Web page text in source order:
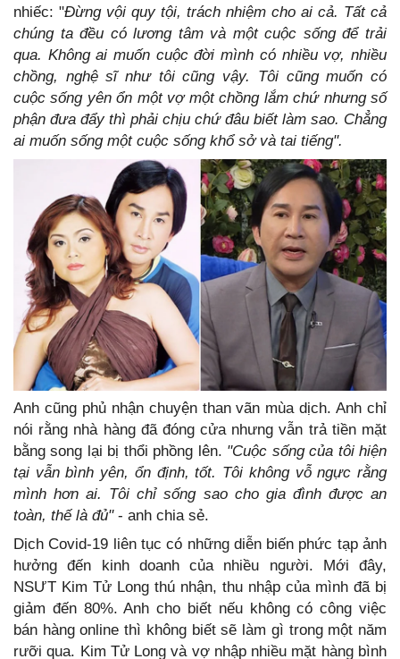
nhiếc: "Đừng vội quy tội, trách nhiệm cho ai cả. Tất cả
chúng ta đều có lương tâm và một cuộc sống để trải
qua. Không ai muốn cuộc đời mình có nhiều vợ, nhiều
chồng, nghệ sĩ như tôi cũng vậy. Tôi cũng muốn có
cuộc sống yên ổn một vợ một chồng lắm chứ nhưng số
phận đưa đẩy thì phải chịu chứ đâu biết làm sao. Chẳng
ai muốn sống một cuộc sống khổ sở và tai tiếng".
Anh cũng phủ nhận chuyện than vãn mùa dịch. Anh chỉ
nói rằng nhà hàng đã đóng cửa nhưng vẫn trả tiền mặt
bằng song lại bị thổi phồng lên. "Cuộc sống của tôi hiện
tại vẫn bình yên, ổn định, tốt. Tôi không vỗ ngực rằng
mình hơn ai. Tôi chỉ sống sao cho gia đình được an
toàn, thế là đủ" - anh chia sẻ.
Dịch Covid-19 liên tục có những diễn biến phức tạp ảnh
hưởng đến kinh doanh của nhiều người. Mới đây,
NSƯT Kim Tử Long thú nhận, thu nhập của mình đã bị
giảm đến 80%. Anh cho biết nếu không có công việc
bán hàng online thì không biết sẽ làm gì trong một năm
rưỡi qua. Kim Tử Long và vợ nhập nhiều mặt hàng bình